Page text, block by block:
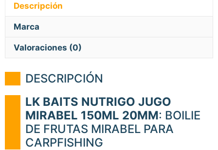
Descripción
Marca
Valoraciones (0)
DESCRIPCIÓN
LK BAITS NUTRIGO JUGO
MIRABEL 150ML 20MM: BOILIE
DE FRUTAS MIRABEL PARA
CARPFISHING